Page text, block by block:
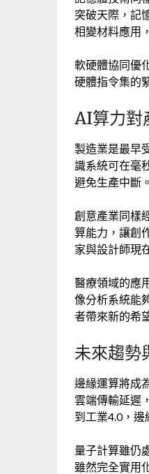
突破天際，記
相變材料應用
軟硬體協同優
硬體指令集的
AI算力對
製造業是最早
識系統可在毫
避免生產中斷
創意產業同樣
算能力，讓創
家與設計師現
醫療領域的應
像分析系統能
者帶來新的希
未來趨勢
邊緣運算將成
雲端傳輸延遲
到工業4.0，邊
量子計算雖仍
雖然完全實用